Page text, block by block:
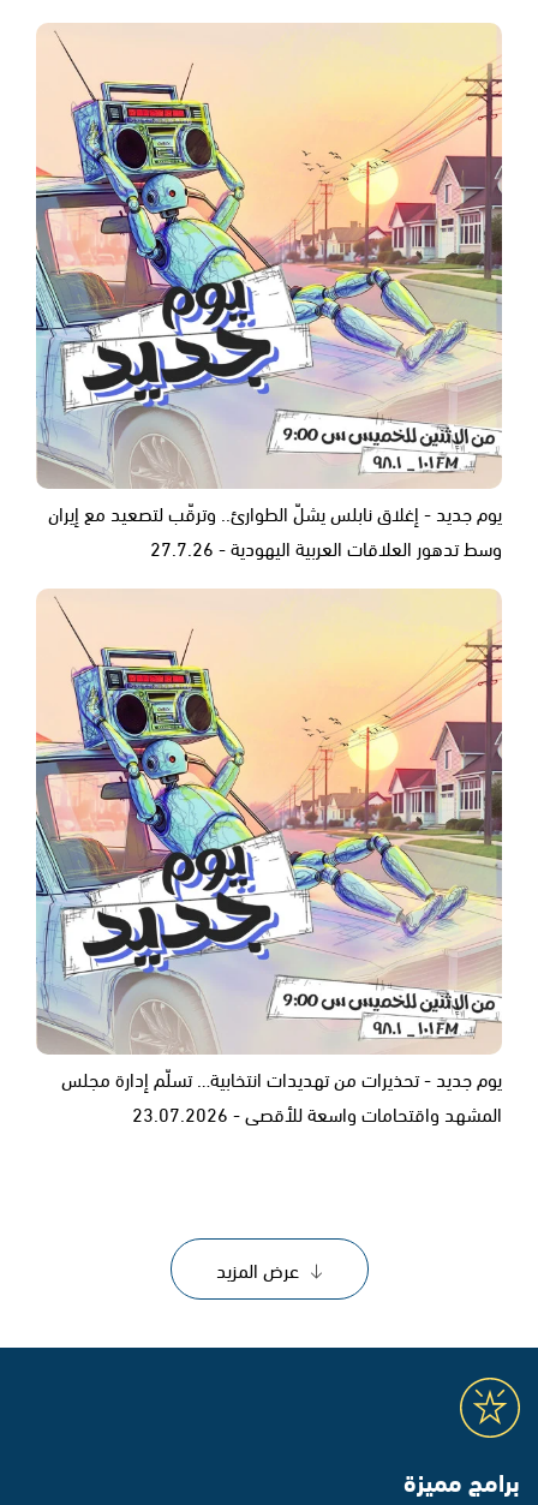
يوم جديد - إغلاق نابلس يشلّ الطوارئ.. وترقّب لتصعيد مع إيران
وسط تدهور العلاقات العربية اليهودية - 27.7.26
يوم جديد - تحذيرات من تهديدات انتخابية… تسلّم إدارة مجلس
المشهد واقتحامات واسعة للأقصى - 23.07.2026
عرض المزيد
برامج مميزة